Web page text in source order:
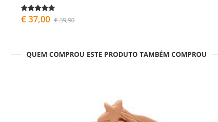
€ 37,00 € 39,90
QUEM COMPROU ESTE PRODUTO TAMBÉM COMPROU